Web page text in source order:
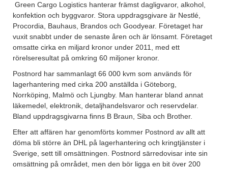
Green Cargo Logistics hanterar främst dagligvaror, alkohol,
konfektion och byggvaror. Stora uppdragsgivare är Nestlé,
Procordia, Bauhaus, Brandos och Goodyear. Företaget har
vuxit snabbt under de senaste åren och är lönsamt. Företaget
omsatte cirka en miljard kronor under 2011, med ett
rörelseresultat på omkring 60 miljoner kronor.
Postnord har sammanlagt 66 000 kvm som används för
lagerhantering med cirka 200 anställda i Göteborg,
Norrköping, Malmö och Ljungby. Man hanterar bland annat
läkemedel, elektronik, detaljhandelsvaror och reservdelar.
Bland uppdragsgivarna finns B Braun, Siba och Brother.
Efter att affären har genomförts kommer Postnord av allt att
döma bli större än DHL på lagerhantering och kringtjänster i
Sverige, sett till omsättningen. Postnord särredovisar inte sin
omsättning på området, men den bör ligga en bit över 200